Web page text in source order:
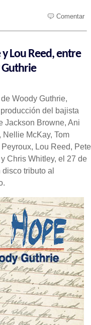
Comentar
Lou Reed, entre
Woody Guthrie,
del bajista
Jackson Browne, Ani
McKay, Tom
Lou Reed, Pete
Chris Whitley, el 27 de
disco tributo al